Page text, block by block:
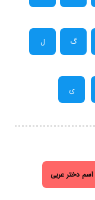
گ ل
ی
اسم دختر عربی